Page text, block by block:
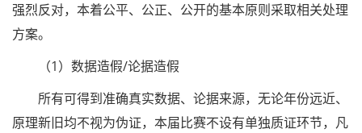
强烈反对，本着公平、公正、公开的基本原则采取相关处理
方案。
（1）数据造假/论据造假
所有可得到准确真实数据、论据来源，无论年份远近、
原理新旧均不视为伪证，本届比赛不设有单独质证环节，凡